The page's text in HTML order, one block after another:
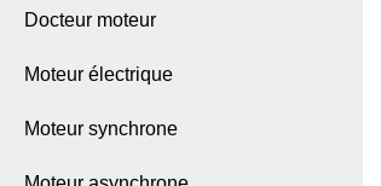
Docteur moteur
Moteur électrique
Moteur synchrone